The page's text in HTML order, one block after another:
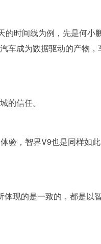
时间线为例，先是何小
成为数据驱动的产物，
的信任。
验，智界V9也是同样如
现的是一致的，都是以